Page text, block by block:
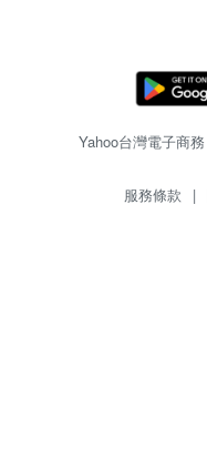
Yahoo台灣電子商
服務條款 |